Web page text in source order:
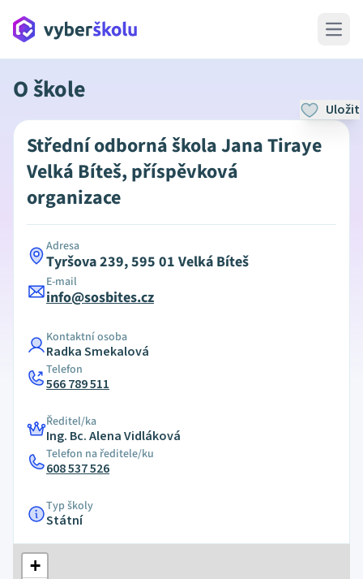
Open
O škole
Uložit
Střední odborná škola Jana Tiraye
Velká Bíteš, příspěvková
organizace
Adresa
Tyršova 239, 595 01 Velká Bíteš
E-mail
info@sosbites.cz
Kontaktní osoba
Radka Smekalová
Telefon
566 789 511
Ředitel/ka
Ing. Bc. Alena Vidláková
Telefon na ředitele/ku
608 537 526
Typ školy
Státní
+